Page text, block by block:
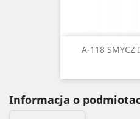
A-118 SMYCZ
Informacja o